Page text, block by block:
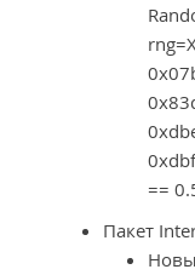
==
Пакет